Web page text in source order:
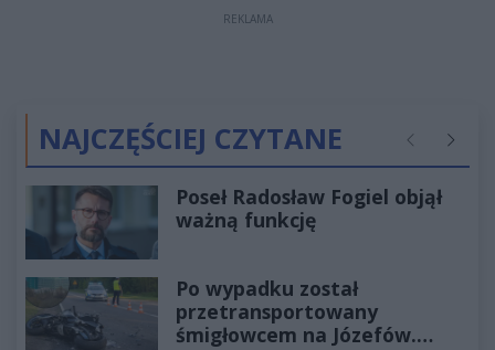
REKLAMA
NAJCZĘŚCIEJ CZYTANE Poprzednie
Poseł Radosław Fogiel objął
ważną funkcję
Po wypadku został
przetransportowany
śmigłowcem na Józefów.